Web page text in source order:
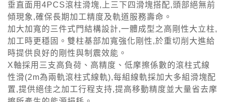
垂直面用4PCS滾柱滑塊,上三下四滑塊搭配,頭部絕無前
傾現象,確保長期加工精度及軌道服務壽命。
加大加寬的三件式門結構設計,一體成型之高剛性大立柱,
加工時更穩固。雙柱基部加寬強化剛性,於重切削大進給
時提供良好的剛性與制震效能。
X軸採用三支高負荷、高精度、低摩擦係數的滾柱式線
性滑(2m為兩軌滾柱式線軌),每組線軌採加大多組滑塊配
置,提供絕佳之加工行程支持,提高移動精度並大量省去摩